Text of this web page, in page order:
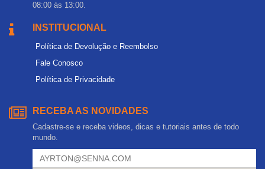
08:00 às 13:00.
INSTITUCIONAL
Política de Devolução e Reembolso
Fale Conosco
Política de Privacidade
RECEBA AS NOVIDADES
Cadastre-se e receba videos, dicas e tutoriais antes de todo
mundo.